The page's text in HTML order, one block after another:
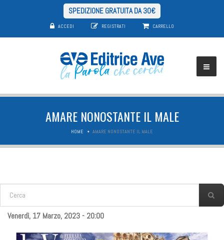
SPEDIZIONE GRATUITA DA 30€
ACCEDI REGISTRATI CARRELLO
AMARE NONOSTANTE IL MALE
HOME AMARE NONOSTANTE IL MALE
FORM DI RICERCA
Venerdì, 17 Marzo, 2023 - 20:00